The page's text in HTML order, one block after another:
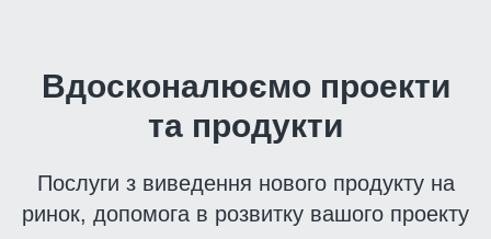
Вдосконалюємо проекти
та продукти
Послуги з виведення нового продукту на
ринок, допомога в розвитку вашого проекту